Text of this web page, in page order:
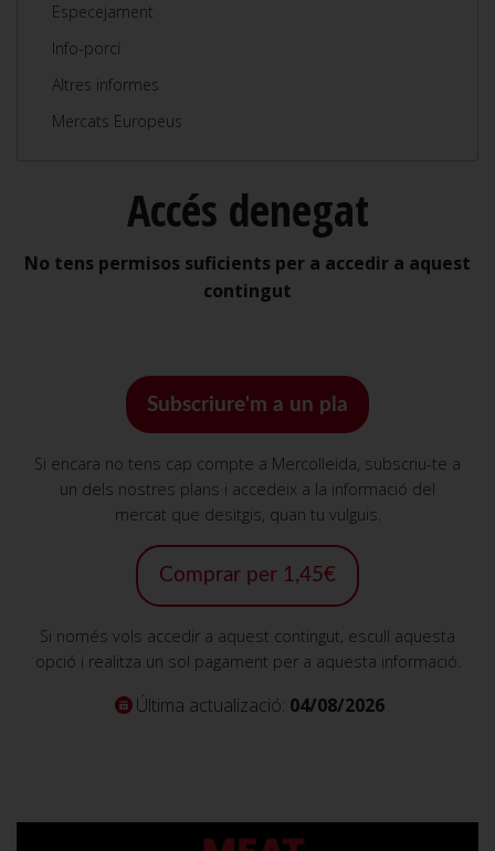
Especejament
Info-porcí
Altres informes
Mercats Europeus
Accés denegat
No tens permisos suficients per a accedir a aquest
contingut
Subscriure'm a un pla
Si encara no tens cap compte a Mercolleida, subscriu-te a
un dels nostres plans i accedeix a la informació del
mercat que desitgis, quan tu vulguis.
Comprar per 1,45€
Si només vols accedir a aquest contingut, escull aquesta
opció i realitza un sol pagament per a aquesta informació.
Última actualizació: 04/08/2026